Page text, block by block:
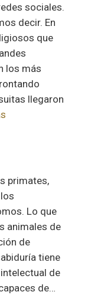
sociales.
decir. En
que
los más
llegaron
:
Dios
primates,
Lo que
animales de
de
tiene
de
de…